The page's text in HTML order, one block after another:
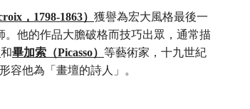
，1798-1863） 獲譽為宏大風格最後一
他的作品大膽破格而技巧出眾，通常描
和畢加索（Picasso） 等藝術家，十九世紀
容他為「畫壇的詩人」。